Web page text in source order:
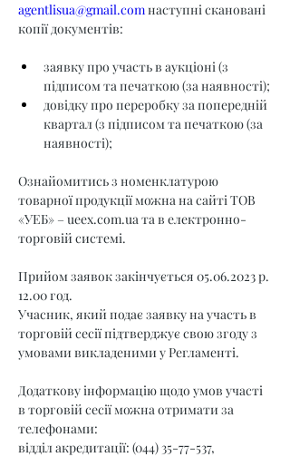
agentlisua@gmail.com наступні скановані
копії документів:
заявку про участь в аукціоні (з
підписом та печаткою (за наявності);
довідку про переробку за попередній
квартал (з підписом та печаткою (за
наявності);
Ознайомитись з номенклатурою
товарної продукції можна на сайті ТОВ
«УЕБ» – ueex.com.ua та в електронно-
торговій системі.
Прийом заявок закінчується 05.06.2023 р.
12.00 год.
Учасник, який подає заявку на участь в
торговій сесії підтверджує свою згоду з
умовами викладеними у Регламенті.
Додаткову інформацію щодо умов участі
в торговій сесії можна отримати за
телефонами:
відділ акредитації: (044) 35-77-537,